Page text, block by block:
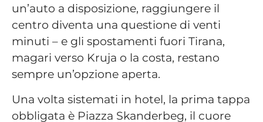
un’auto a disposizione, raggiungere il
centro diventa una questione di venti
minuti – e gli spostamenti fuori Tirana,
magari verso Kruja o la costa, restano
sempre un’opzione aperta.
Una volta sistemati in hotel, la prima tappa
obbligata è Piazza Skanderbeg, il cuore